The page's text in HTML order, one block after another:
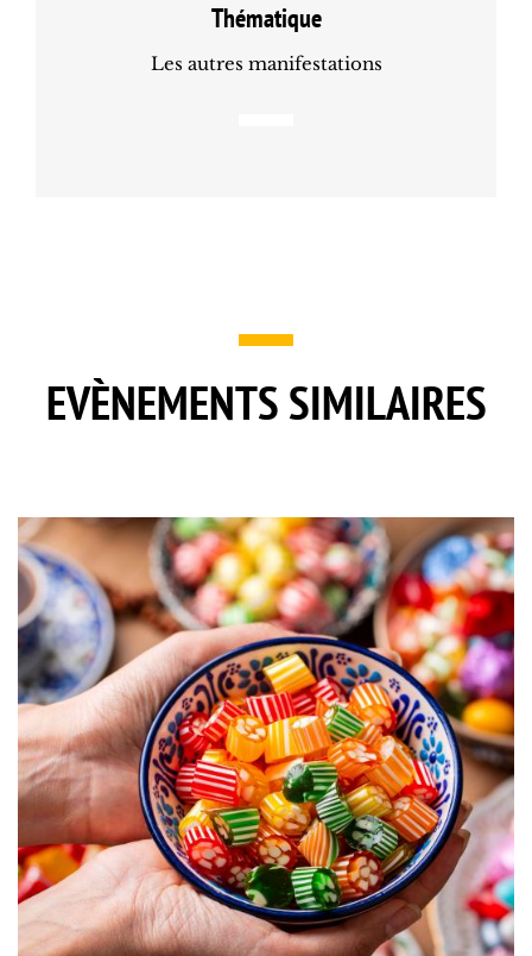
Thématique
Les autres manifestations
EVÈNEMENTS SIMILAIRES